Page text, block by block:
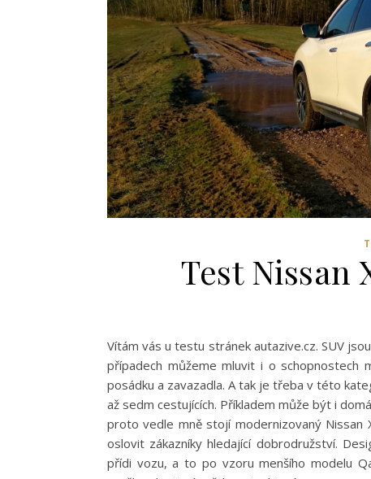
Test Nissan
Vítám vás u testu stránek autazive.cz. SUV
případech můžeme mluvit i o schopnostech
posádku a zavazadla. A tak je třeba v této
až sedm cestujících. Příkladem může být i
proto vedle mně stojí modernizovaný Nissan
oslovit zákazníky hledající dobrodružství.
přídi vozu, a to po vzoru menšího modelu